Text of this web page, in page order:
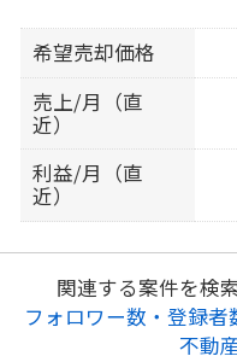
希望売却価格
売上/月（直
近）
利益/月（直
近）
関連する案件を検
フォロワー数・登録者
不動